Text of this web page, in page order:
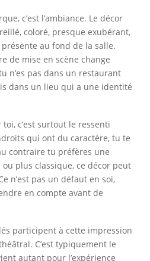
c’est l’ambiance. Le décor
coloré, presque exubérant,
au fond de la salle.
de mise en scène change
n’es pas dans un restaurant
dans un lieu qui a une identité
c’est surtout le ressenti
qui ont du caractère, tu te
contraire tu préfères une
plus classique, ce décor peut
n’est pas un défaut en soi,
en compte avant de
participent à cette impression
C’est typiquement le
autant pour l’expérience